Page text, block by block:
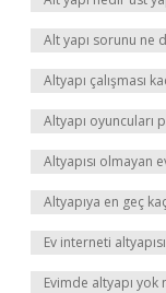
Alt yapı sorunu ne
Altyapı çalışması
Altyapı oyuncuları
Altyapısı olmayan
Altyapıya en geç
Ev interneti
Evimde altyapı yok